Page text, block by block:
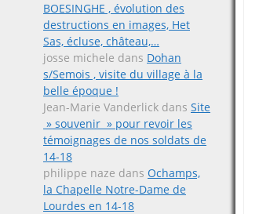
BOESINGHE , évolution des
destructions en images, Het
Sas, écluse, château,…
josse michele dans Dohan
s/Semois , visite du village à la
belle époque !
Jean-Marie Vanderlick dans Site
» souvenir » pour revoir les
témoignages de nos soldats de
14-18
philippe naze dans Ochamps,
la Chapelle Notre-Dame de
Lourdes en 14-18